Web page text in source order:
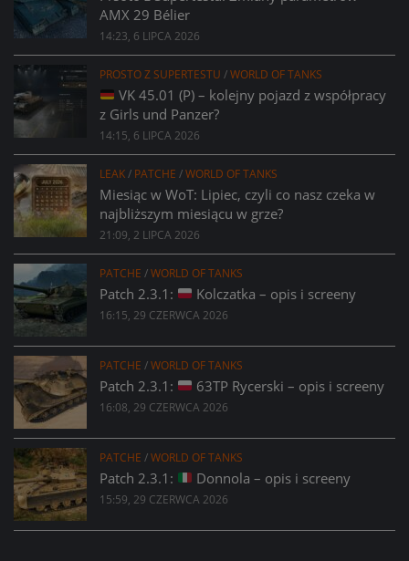
AMX 29 Bélier
14:23, 6 LIPCA 2026
PROSTO Z SUPERTESTU /WORLD OF TANKS
VK 45.01 (P) – kolejny pojazd z współpracy
z Girls und Panzer?
14:15, 6 LIPCA 2026
LEAK/ PATCHE /WORLD OF TANKS
Miesiąc w WoT: Lipiec, czyli co nasz czeka w
najbliższym miesiącu w grze?
21:09, 2 LIPCA 2026
PATCHE /WORLD OF TANKS
Patch 2.3.1: Kolczatka – opis i screeny
16:15, 29 CZERWCA 2026
PATCHE /WORLD OF TANKS
Patch 2.3.1: 63TP Rycerski – opis i screeny
16:08, 29 CZERWCA 2026
PATCHE /WORLD OF TANKS
Patch 2.3.1: Donnola – opis i screeny
15:59, 29 CZERWCA 2026